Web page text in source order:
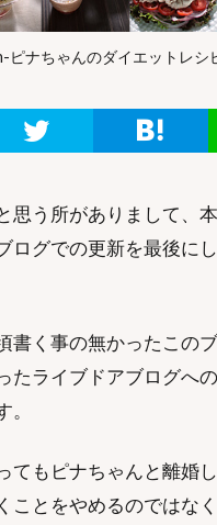
ピナちゃんのダイエットレシ
思う所がありまして、
ログでの更新を最後に
書く事の無かったこの
たライブドアブログへ
てもピナちゃんと離婚
ことをやめるのではな